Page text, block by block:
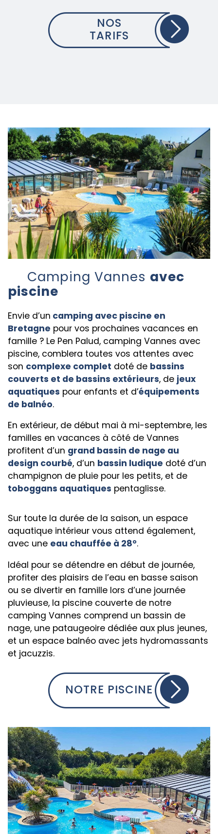
NOS
TARIFS
Camping Vannes avec
piscine
Envie d’un camping avec piscine en
Bretagne pour vos prochaines vacances en
famille ? Le Pen Palud, camping Vannes avec
piscine, comblera toutes vos attentes avec
son complexe complet doté de bassins
couverts et de bassins extérieurs, de jeux
aquatiques pour enfants et d’équipements
de balnéo.
En extérieur, de début mai à mi-septembre, les
familles en vacances à côté de Vannes
profitent d’un grand bassin de nage au
design courbé, d’un bassin ludique doté d’un
champignon de pluie pour les petits, et de
toboggans aquatiques pentaglisse.
Sur toute la durée de la saison, un espace
aquatique intérieur vous attend également,
avec une eau chauffée à 28°.
Idéal pour se détendre en début de journée,
profiter des plaisirs de l’eau en basse saison
ou se divertir en famille lors d’une journée
pluvieuse, la piscine couverte de notre
camping Vannes comprend un bassin de
nage, une pataugeoire dédiée aux plus jeunes,
et un espace balnéo avec jets hydromassants
et jacuzzis.
NOTRE PISCINE